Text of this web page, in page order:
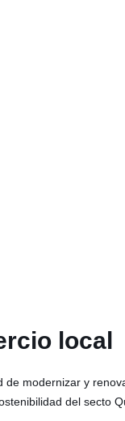
local
de modernizar y
del secto